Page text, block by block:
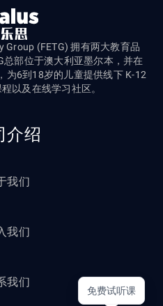
Group (FETG) 拥有两大教育品
总部位于澳大利亚墨尔本，并在
为6到18岁的儿童提供线下 K-12
以及在线学习社区。
介绍
我们
我们
我们
免费试听课